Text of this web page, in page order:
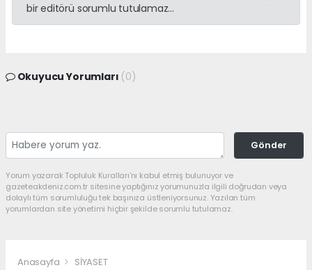
bir editörü sorumlu tutulamaz...
Okuyucu Yorumları (0)
Gönder
Yorum yazarak Topluluk Kuralları’nı kabul etmiş bulunuyor ve
gazeteakdeniz.com.tr sitesine yaptığınız yorumunuzla ilgili doğrudan veya
dolaylı tüm sorumluluğu tek başınıza üstleniyorsunuz. Yazılan tüm
yorumlardan site yönetimi hiçbir şekilde sorumlu tutulamaz.
Anasayfa SİYASET